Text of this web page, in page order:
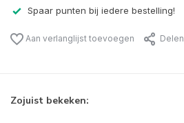
Spaar punten bij iedere bestelling!
Aan verlanglijst toevoegen Delen
Zojuist bekeken: